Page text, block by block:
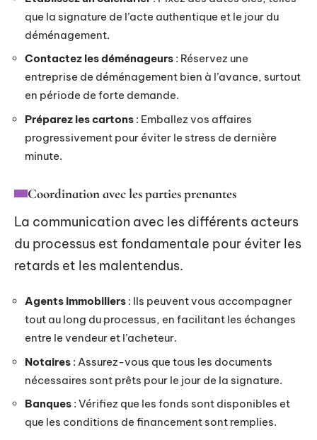
que la signature de l’acte authentique et le jour du
déménagement.
Contactez les déménageurs : Réservez une
entreprise de déménagement bien à l’avance, surtout
en période de forte demande.
Préparez les cartons : Emballez vos affaires
progressivement pour éviter le stress de dernière
minute.
Coordination avec les parties prenantes
La communication avec les différents acteurs
du processus est fondamentale pour éviter les
retards et les malentendus.
Agents immobiliers : Ils peuvent vous accompagner
tout au long du processus, en facilitant les échanges
entre le vendeur et l’acheteur.
Notaires : Assurez-vous que tous les documents
nécessaires sont prêts pour le jour de la signature.
Banques : Vérifiez que les fonds sont disponibles et
que les conditions de financement sont remplies.